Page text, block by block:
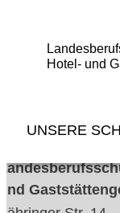
Hotel- und
UNSERE